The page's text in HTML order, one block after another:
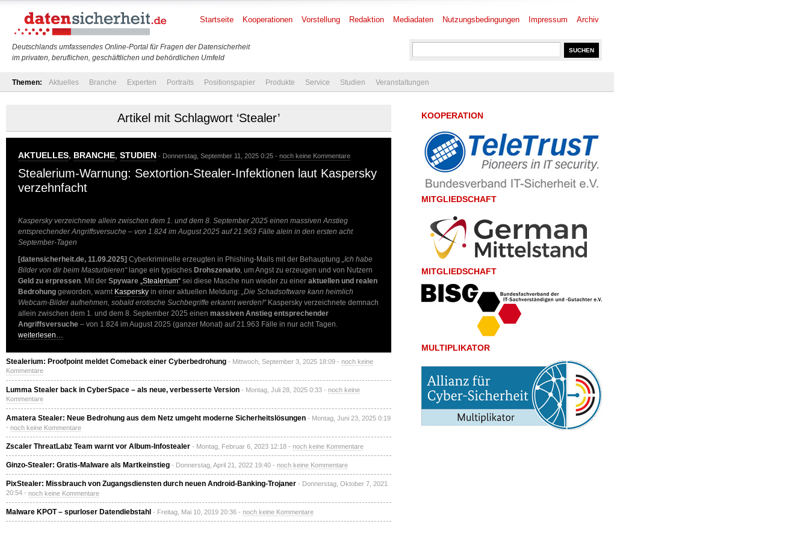
Deutschlands umfassendes Online-Portal für Fragen der Datensicherheit
im privaten, beruflichen, geschäftlichen und behördlichen Umfeld
Startseite Kooperationen Vorstellung Redaktion Mediadaten Nutzungsbedingungen Impressum Archiv
Themen: Aktuelles Branche Experten Portraits Positionspapier Produkte Service Studien Veranstaltungen
Artikel mit Schlagwort ‘Stealer’
AKTUELLES, BRANCHE, STUDIEN - Donnerstag, September 11, 2025 0:25 - noch keine Kommentare
Stealerium-Warnung: Sextortion-Stealer-Infektionen laut Kaspersky
verzehnfacht
Kaspersky verzeichnete allein zwischen dem 1. und dem 8. September 2025 einen massiven Anstieg
entsprechender Angriffsversuche – von 1.824 im August 2025 auf 21.963 Fälle alein in den ersten acht
September-Tagen
[datensicherheit.de, 11.09.2025] Cyberkriminelle erzeugten in Phishing-Mails mit der Behauptung „Ich habe
Bilder von dir beim Masturbieren“lange ein typisches Drohszenario, um Angst zu erzeugen und von Nutzern
Geld zu erpressen. Mit der Spyware „Stealerium“ sei diese Masche nun wieder zu einer aktuellen und realen
Bedrohung geworden, warnt Kaspersky in einer aktuellen Meldung: „Die Schadsoftware kann heimlich
Webcam-Bilder aufnehmen, sobald erotische Suchbegriffe erkannt werden!“Kaspersky verzeichnete demnach
allein zwischen dem 1. und dem 8. September 2025 einen massiven Anstieg entsprechender
Angriffsversuche – von 1.824 im August 2025 (ganzer Monat) auf 21.963 Fälle in nur acht Tagen.
weiterlesen…
Stealerium: Proofpoint meldet Comeback einer Cyberbedrohung - Mittwoch, September 3, 2025 18:09 - noch keine
Kommentare
Lumma Stealer back in CyberSpace – als neue, verbesserte Version - Montag, Juli 28, 2025 0:33 - noch keine
Kommentare
Amatera Stealer: Neue Bedrohung aus dem Netz umgeht moderne Sicherheitslösungen - Montag, Juni 23, 2025 0:19
- noch keine Kommentare
Zscaler ThreatLabz Team warnt vor Album-Infostealer - Montag, Februar 6, 2023 12:18 - noch keine Kommentare
Ginzo-Stealer: Gratis-Malware als Martkeinstieg - Donnerstag, April 21, 2022 19:40 - noch keine Kommentare
PixStealer: Missbrauch von Zugangsdiensten durch neuen Android-Banking-Trojaner - Donnerstag, Oktober 7, 2021
20:54 - noch keine Kommentare
Malware KPOT – spurloser Datendiebstahl - Freitag, Mai 10, 2019 20:36 - noch keine Kommentare
KOOPERATION
MITGLIEDSCHAFT
MITGLIEDSCHAFT
MULTIPLIKATOR